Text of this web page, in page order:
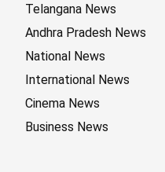
Telangana News
Andhra Pradesh News
National News
International News
Cinema News
Business News